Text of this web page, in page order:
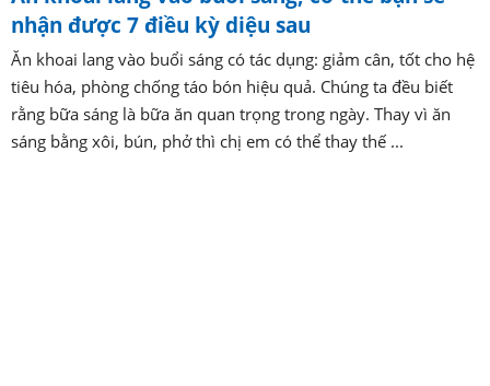
nhận được 7 điều kỳ diệu sau
Ăn khoai lang vào buổi sáng có tác dụng: giảm cân, tốt cho hệ
tiêu hóa, phòng chống táo bón hiệu quả. Chúng ta đều biết
rằng bữa sáng là bữa ăn quan trọng trong ngày. Thay vì ăn
sáng bằng xôi, bún, phở thì chị em có thể thay thế ...